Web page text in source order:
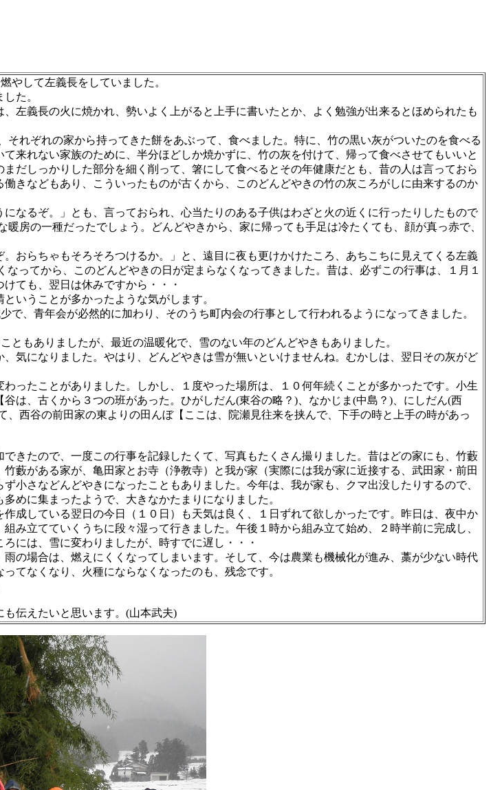
やして左義長をしていました。
た。
左義長の火に焼かれ、勢いよく上がると上手に書いたとか、よく勉強が出来るとほめられたも
れぞれの家から持ってきた餅をあぶって、食べました。特に、竹の黒い灰がついたのを食べる
来れない家族のために、半分ほどしか焼かずに、竹の灰を付けて、帰って食べさせてもいいと
だしっかりした部分を細く削って、箸にして食べるとその年健康だとも、昔の人は言っておら
きなどもあり、こういったものが古くから、このどんどやきの竹の灰ころがしに由来するのか
なるぞ。」とも、言っておられ、心当たりのある子供はわざと火の近くに行ったりしたもので
房の一種だったでしょう。どんどやきから、家に帰っても手足は冷たくても、顔が真っ赤で、
おらちゃもそろそろつけるか。」と、遠目に夜も更けかけたころ、あちこちに見えてくる左義
ってから、このどんどやきの日が定まらなくなってきました。昔は、必ずこの行事は、１月１
ても、翌日は休みですから・・・
いうことが多かったような気がします。
、青年会が必然的に加わり、そのうち町内会の行事として行われるようになってきました。
もありましたが、最近の温暖化で、雪のない年のどんどやきもありました。
気になりました。やはり、どんどやきは雪が無いといけませんね。むかしは、翌日その灰がど
ったことがありました。しかし、１度やった場所は、１０何年続くことが多かったです。小生
は、古くから３つの班があった。ひがしだん(東谷の略？)、なかじま(中島？)、にしだん(西
西谷の前田家の東よりの田んぼ【ここは、院瀬見往来を挟んで、下手の時と上手の時があっ
きたので、一度この行事を記録したくて、写真もたくさん撮りました。昔はどの家にも、竹藪
藪がある家が、亀田家とお寺（浄教寺）と我が家（実際には我が家に近接する、武田家・前田
小さなどんどやきになったこともありました。今年は、我が家も、クマ出没したりするので、
めに集まったようで、大きなかたまりになりました。
成している翌日の今日（１０日）も天気は良く、１日ずれて欲しかったです。昨日は、夜中か
み立てていくうちに段々湿って行きました。午後１時から組み立て始め、２時半前に完成し、
には、雪に変わりましたが、時すでに遅し・・・
の場合は、燃えにくくなってしまいます。そして、今は農業も機械化が進み、藁が少ない時代
てなくなり、火種にならなくなったのも、残念です。
伝えたいと思います。(山本武夫)